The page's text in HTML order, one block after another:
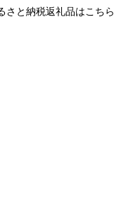
さと納税返礼品はこちら